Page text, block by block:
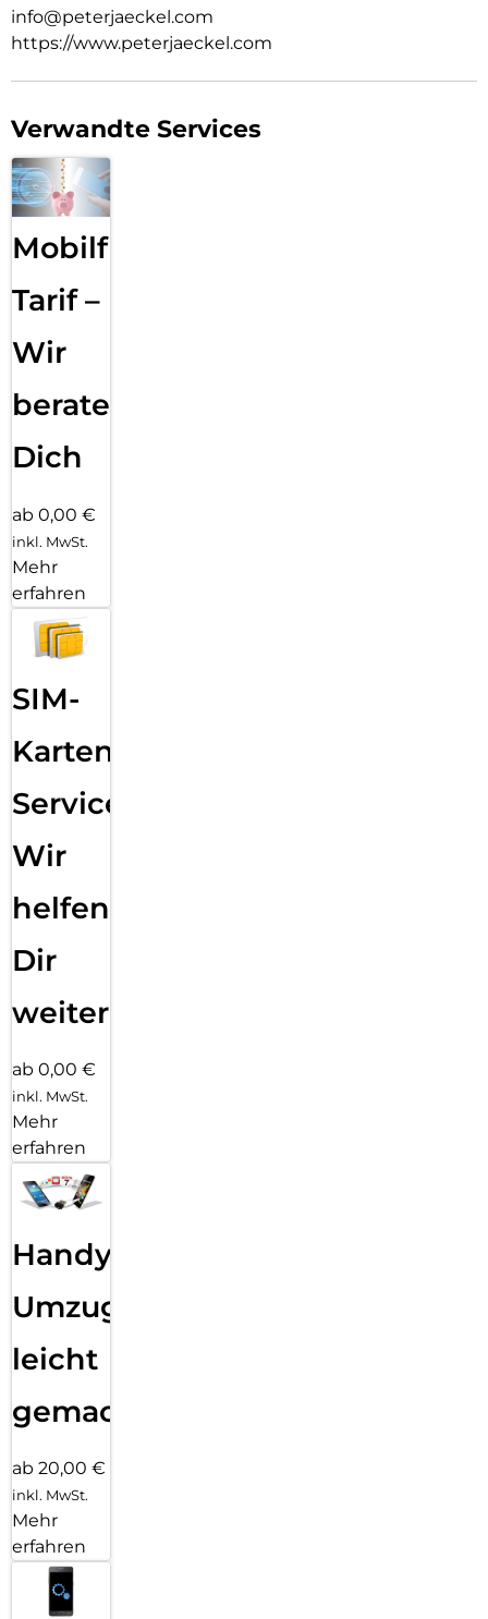
info@peterjaeckel.com
https://www.peterjaeckel.com
Verwandte Services
Mobilfunk
Tarif –
Wir
beraten
Dich
ab 0,00 €
inkl. MwSt.
Mehr
erfahren
SIM-
Karten
Service:
Wir
helfen
Dir
weiter
ab 0,00 €
inkl. MwSt.
Mehr
erfahren
Handy
Umzug
leicht
gemacht!
ab 20,00 €
inkl. MwSt.
Mehr
erfahren